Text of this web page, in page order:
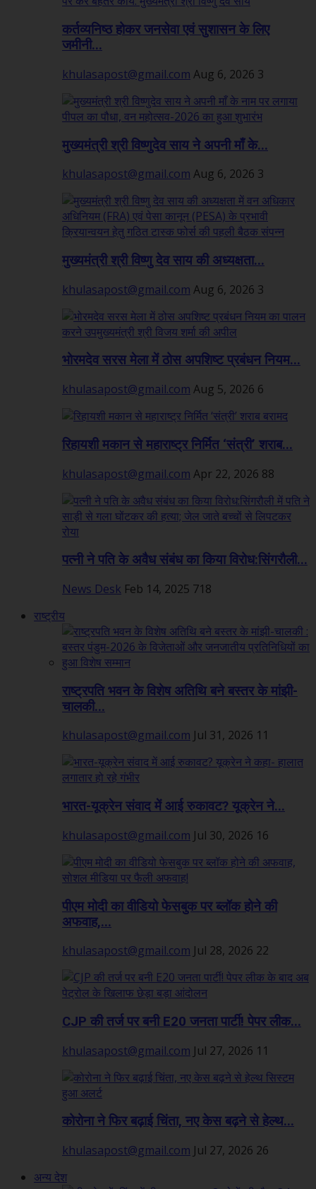
कर्तव्यनिष्ठ होकर जनसेवा एवं सुशासन के लिए
जमीनी...
khulasapost@gmail.com Aug 6, 2026 3
मुख्यमंत्री श्री विष्णुदेव साय ने अपनी माँ के...
khulasapost@gmail.com Aug 6, 2026 3
मुख्यमंत्री श्री विष्णु देव साय की अध्यक्षता...
khulasapost@gmail.com Aug 6, 2026 3
भोरमदेव सरस मेला में ठोस अपशिष्ट प्रबंधन नियम...
khulasapost@gmail.com Aug 5, 2026 6
रिहायशी मकान से महाराष्ट्र निर्मित ‘संत्री’ शराब...
khulasapost@gmail.com Apr 22, 2026 88
पत्नी ने पति के अवैध संबंध का किया विरोध:सिंगरौली...
News Desk Feb 14, 2025 718
राष्ट्रीय
राष्ट्रपति भवन के विशेष अतिथि बने बस्तर के मांझी-
चालकी...
khulasapost@gmail.com Jul 31, 2026 11
भारत-यूक्रेन संवाद में आई रुकावट? यूक्रेन ने...
khulasapost@gmail.com Jul 30, 2026 16
पीएम मोदी का वीडियो फेसबुक पर ब्लॉक होने की
अफवाह,...
khulasapost@gmail.com Jul 28, 2026 22
CJP की तर्ज पर बनी E20 जनता पार्टी! पेपर लीक...
khulasapost@gmail.com Jul 27, 2026 11
कोरोना ने फिर बढ़ाई चिंता, नए केस बढ़ने से हेल्थ...
khulasapost@gmail.com Jul 27, 2026 26
अन्य देश